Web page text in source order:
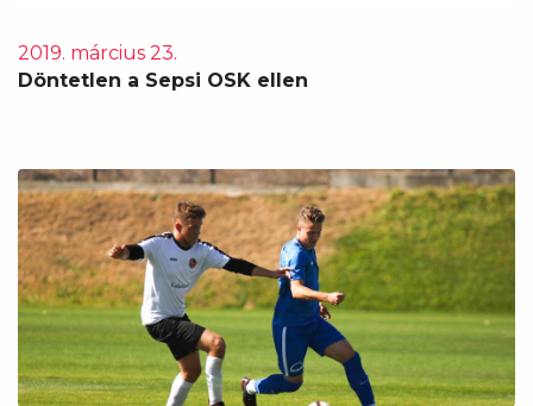
2019. március 23.
Döntetlen a Sepsi OSK ellen